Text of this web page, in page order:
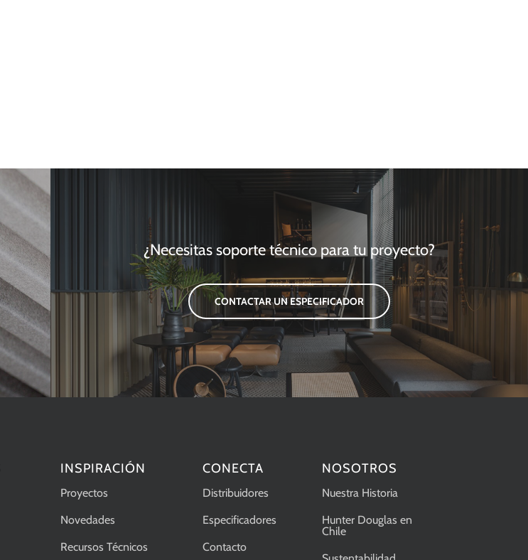
¿Necesitas soporte técnico para tu proyecto?
CONTACTAR UN ESPECIFICADOR
INSPIRACIÓN
Proyectos
Novedades
Recursos Técnicos
CONECTA
Distribuidores
Especificadores
Contacto
NOSOTROS
Nuestra Historia
Hunter Douglas en
Chile